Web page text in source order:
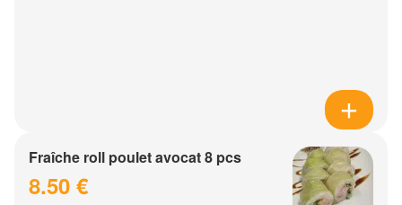
Fraîche roll poulet avocat 8 pcs
8.50 €